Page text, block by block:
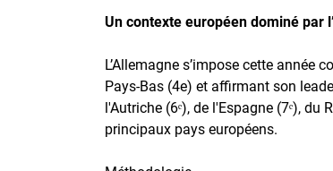
Un contexte européen dominé par
L’Allemagne s’impose cette
Pays-Bas (4e) et affirmant son
l'Autriche (6ᵉ), de l'Espagne (7ᵉ),
principaux pays européens.